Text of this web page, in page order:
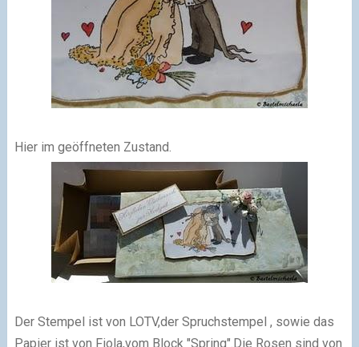
Hier im geöffneten Zustand.
Der Stempel ist von LOTV,der Spruchstempel , sowie das
Papier ist von Fiola,vom Block "Spring".Die Rosen sind von